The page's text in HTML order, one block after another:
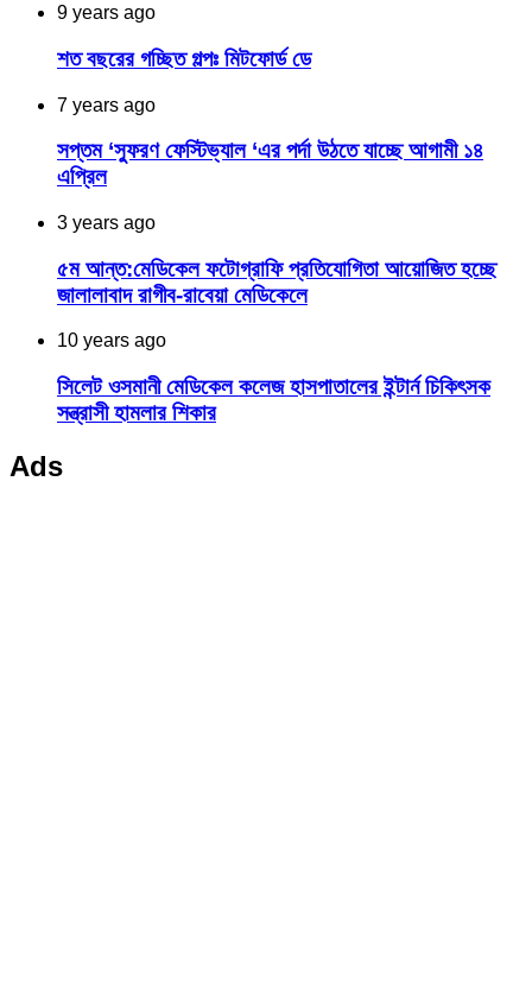
9 years ago
শত বছরের গচ্ছিত গল্পঃ মিটফোর্ড ডে
7 years ago
সপ্তম ‘স্ফুরণ ফেস্টিভ্যাল ‘এর পর্দা উঠতে যাচ্ছে আগামী ১৪
এপ্রিল
3 years ago
৫ম আন্ত:মেডিকেল ফটোগ্রাফি প্রতিযোগিতা আয়োজিত হচ্ছে
জালালাবাদ রাগীব-রাবেয়া মেডিকেলে
10 years ago
সিলেট ওসমানী মেডিকেল কলেজ হাসপাতালের ইন্টার্ন চিকিৎসক
সন্ত্রাসী হামলার শিকার
Ads